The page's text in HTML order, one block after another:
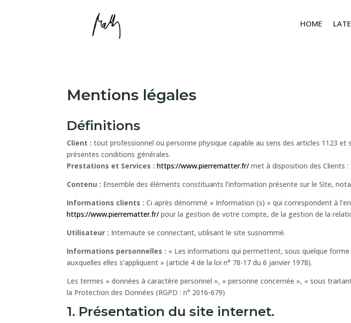
HOME
Mentions légales
Définitions
Client : tout professionnel ou personne physique capable au sens des articles 1123
présentes conditions générales.
Prestations et Services : https://www.pierrematter.fr/ met à disposition des Clients :
Contenu : Ensemble des éléments constituants l’information présente sur le Site,
Informations clients : Ci après dénommé « Information (s) » qui correspondent à
https://www.pierrematter.fr/ pour la gestion de votre compte, de la gestion de la
Utilisateur : Internaute se connectant, utilisant le site susnommé.
Informations personnelles : « Les informations qui permettent, sous quelque
auxquelles elles s’appliquent » (article 4 de la loi n° 78-17 du 6 janvier 1978).
Les termes « données à caractère personnel », « personne concernée », « sous
la Protection des Données (RGPD : n° 2016-679)
1. Présentation du site internet.